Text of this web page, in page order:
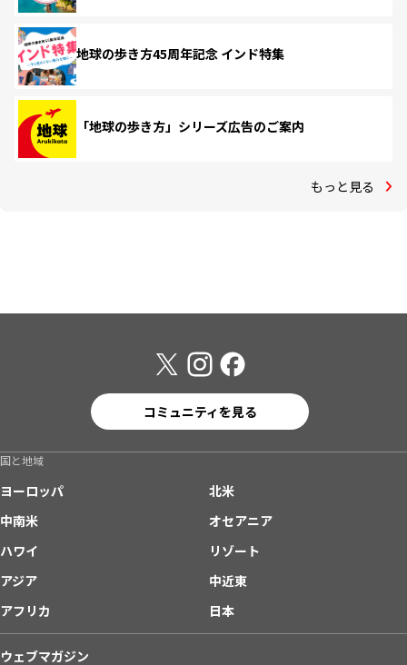
地球の歩き方45周年記念 インド特集
「地球の歩き方」シリーズ広告のご案内
もっと見る
コミュニティを見る
国と地域
ヨーロッパ
北米
中南米
オセアニア
ハワイ
リゾート
アジア
中近東
アフリカ
日本
ウェブマガジン